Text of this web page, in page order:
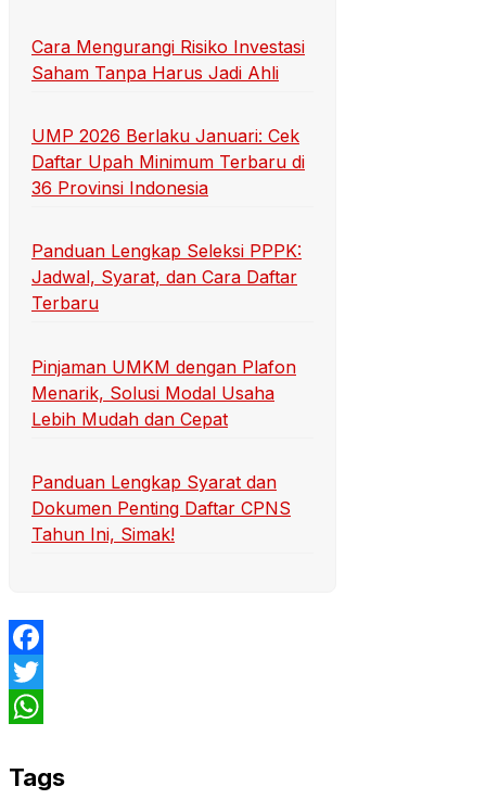
Cara Mengurangi Risiko Investasi
Saham Tanpa Harus Jadi Ahli
UMP 2026 Berlaku Januari: Cek
Daftar Upah Minimum Terbaru di
36 Provinsi Indonesia
Panduan Lengkap Seleksi PPPK:
Jadwal, Syarat, dan Cara Daftar
Terbaru
Pinjaman UMKM dengan Plafon
Menarik, Solusi Modal Usaha
Lebih Mudah dan Cepat
Panduan Lengkap Syarat dan
Dokumen Penting Daftar CPNS
Tahun Ini, Simak!
Facebook
Twitter
Tags